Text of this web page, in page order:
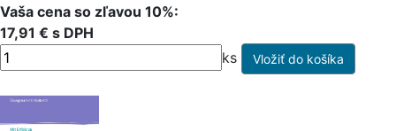
Vaša cena so zľavou 10%:
17,91 € s DPH
ks